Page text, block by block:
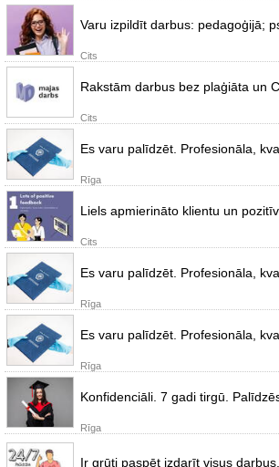
Varu izpildīt darbus: pedagoģijā;
Cits
Rakstām darbus bez plaģiāta un
Cits
Es varu palīdzēt. Profesionāla,
Rīga
Liels apmierināto klientu un
Cits
Es varu palīdzēt. Profesionāla,
Rīga
Es varu palīdzēt. Profesionāla,
Rīga
Konfidenciāli. 7 gadi tirgū.
Rīga
Ir grūti paspēt izdarīt visus